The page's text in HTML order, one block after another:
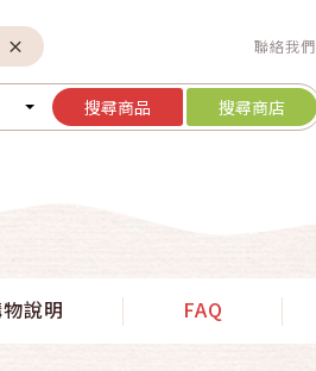
聯絡我們
搜尋商品 搜尋商店
說明 FAQ